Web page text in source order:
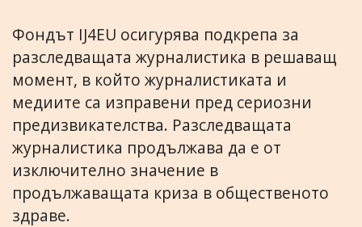
Фондът IJ4EU осигурява подкрепа за
разследващата журналистика в решаващ
момент, в който журналистиката и
медиите са изправени пред сериозни
предизвикателства. Разследващата
журналистика продължава да е от
изключително значение в
продължаващата криза в общественото
здраве.